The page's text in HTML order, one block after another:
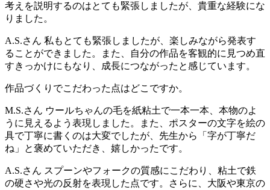
考えを説明するのはとても緊張しましたが、貴重な経験にな
りました。
A.S.さん 私もとても緊張しましたが、楽しみながら発表す
ることができました。また、自分の作品を客観的に見つめ直
すきっかけにもなり、成長につながったと感じています。
作品づくりでこだわった点はどこですか。
M.S.さん ウールちゃんの毛を紙粘土で一本一本、本物のよ
うに見えるよう表現しました。また、ポスターの文字を絵の
具で丁寧に書くのは大変でしたが、先生から「字が丁寧だ
ね」と褒めていただき、嬉しかったです。
A.S.さん スプーンやフォークの質感にこだわり、粘土で鉄
の硬さや光の反射を表現した点です。さらに、大阪や東京の